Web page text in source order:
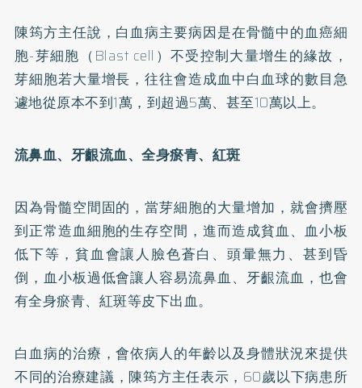
陳筠方主任說，白血病主要病因是在骨髓中的血癌細
胞-芽細胞（Blast cell）不受控制大量增生的緣故，
芽細胞若大量增長，往往會造成血中白血球的數目急
遽地從原本不到1萬，到超過5萬、甚至10萬以上。
流鼻血、牙齦流血、全身瘀青、紅斑
因為骨髓空間固的，當芽細胞的大量增加，就會擠壓
到正常造血細胞的生存空間，進而造成貧血、血小板
低下等，貧血會讓人臉色蒼白、頭暈無力、甚到昏
倒，血小板過低會讓人容易流鼻血、牙齦流血，也會
有全身瘀青、紅斑等皮下出血。
白血病的治療，會依病人的年齡以及身體狀況來提供
不同的治療建議，陳筠方主任表示，60歲以下病患所